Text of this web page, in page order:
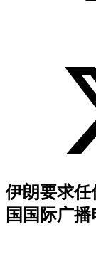
伊朗要求任
国国际广播